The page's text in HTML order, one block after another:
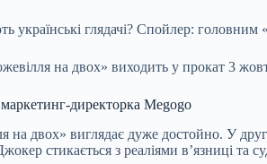
українські глядачі? Спойлер:
на двох» виходить у прокат 3
директорка Megogo
на двох» виглядає дуже достойно. У
стикається з реаліями вʼязниці та